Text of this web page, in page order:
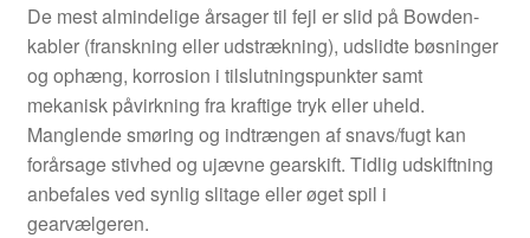
De mest almindelige årsager til fejl er slid på Bowden-
kabler (franskning eller udstrækning), udslidte bøsninger
og ophæng, korrosion i tilslutningspunkter samt
mekanisk påvirkning fra kraftige tryk eller uheld.
Manglende smøring og indtrængen af snavs/fugt kan
forårsage stivhed og ujævne gearskift. Tidlig udskiftning
anbefales ved synlig slitage eller øget spil i
gearvælgeren.